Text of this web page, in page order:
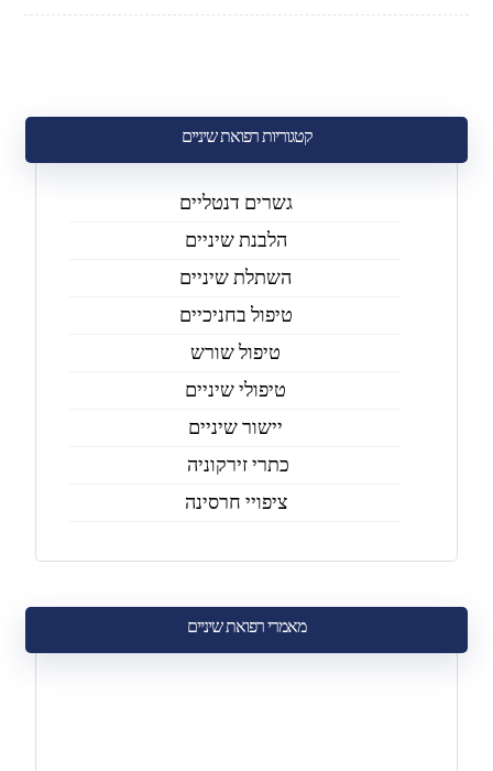
קטגוריות רפואת שיניים
גשרים דנטליים
הלבנת שיניים
השתלת שיניים
טיפול בחניכיים
טיפול שורש
טיפולי שיניים
יישור שיניים
כתרי זירקוניה
ציפויי חרסינה
מאמרי רפואת שיניים